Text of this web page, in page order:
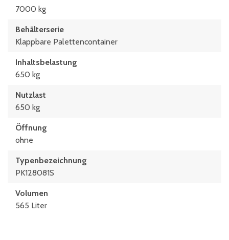
7000 kg
Behälterserie
Klappbare Palettencontainer
Inhaltsbelastung
650 kg
Nutzlast
650 kg
Öffnung
ohne
Typen­be­zeich­nung
PK128081S
Volumen
565 Liter